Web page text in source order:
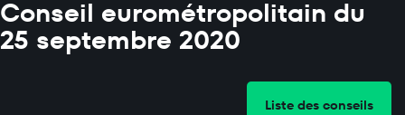
Conseil eurométropolitain du
25 septembre 2020
Liste des conseils